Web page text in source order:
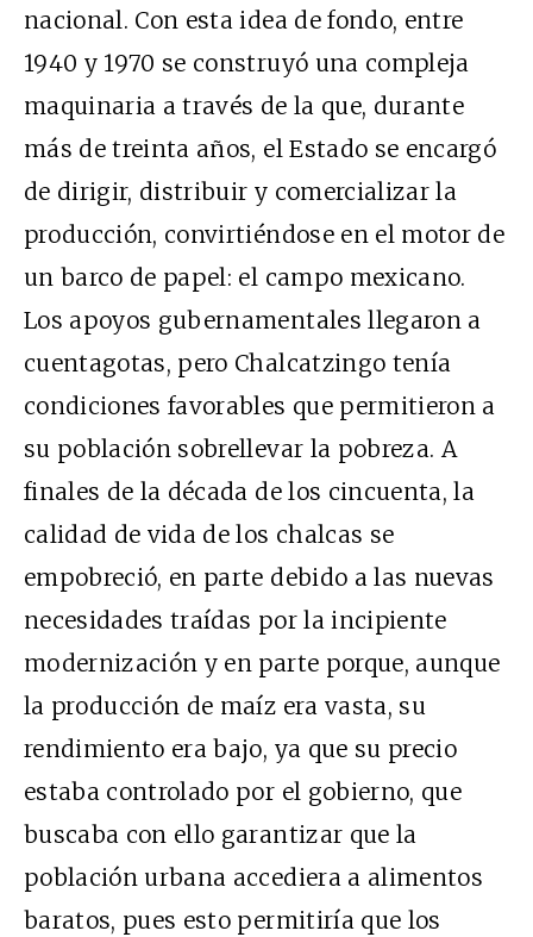
nacional. Con esta idea de fondo, entre
1940 y 1970 se construyó una compleja
maquinaria a través de la que, durante
más de treinta años, el Estado se encargó
de dirigir, distribuir y comercializar la
producción, convirtiéndose en el motor de
un barco de papel: el campo mexicano.
Los apoyos gubernamentales llegaron a
cuentagotas, pero Chalcatzingo tenía
condiciones favorables que permitieron a
su población sobrellevar la pobreza. A
finales de la década de los cincuenta, la
calidad de vida de los chalcas se
empobreció, en parte debido a las nuevas
necesidades traídas por la incipiente
modernización y en parte porque, aunque
la producción de maíz era vasta, su
rendimiento era bajo, ya que su precio
estaba controlado por el gobierno, que
buscaba con ello garantizar que la
población urbana accediera a alimentos
baratos, pues esto permitiría que los